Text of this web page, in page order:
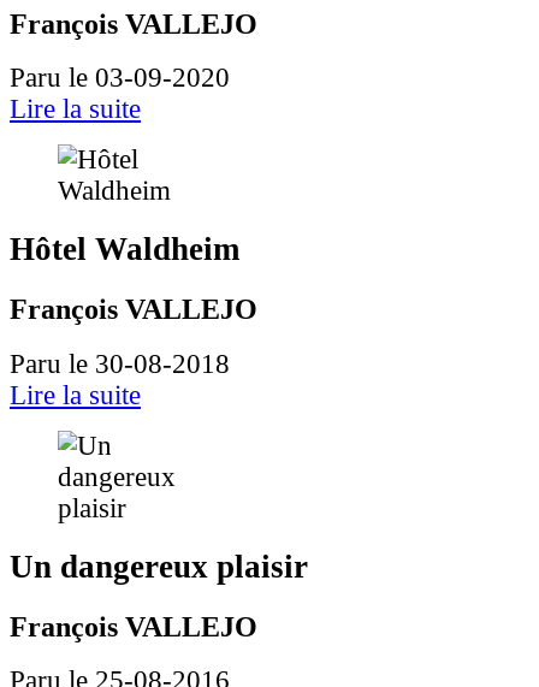
François VALLEJO
Paru le 03-09-2020
Lire la suite
Hôtel Waldheim
François VALLEJO
Paru le 30-08-2018
Lire la suite
Un dangereux plaisir
François VALLEJO
Paru le 25-08-2016